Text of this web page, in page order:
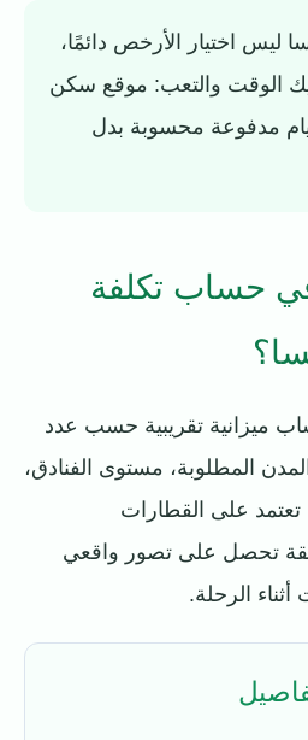
ليس اختيار الأرخص دائمًا،
الوقت والتعب: موقع سكن
مدفوعة محسوبة بدل
حساب تكلفة
ميزانية تقريبية حسب عدد
المطلوبة، مستوى الفنادق،
تعتمد على القطارات
تحصل على تصور واقعي
الرحلة.